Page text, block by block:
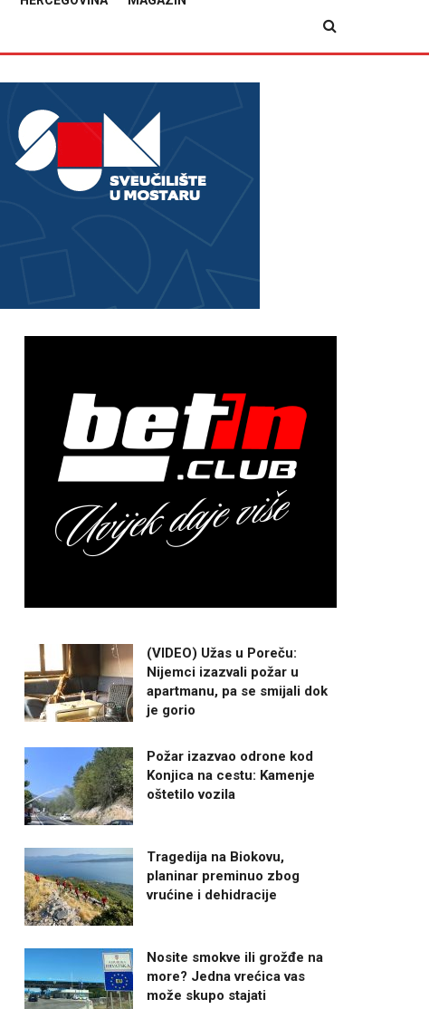
(VIDEO) Užas u Poreču:
Nijemci izazvali požar u
apartmanu, pa se smijali dok
je gorio
Požar izazvao odrone kod
Konjica na cestu: Kamenje
oštetilo vozila
Tragedija na Biokovu,
planinar preminuo zbog
vrućine i dehidracije
Nosite smokve ili grožđe na
more? Jedna vrećica vas
može skupo stajati